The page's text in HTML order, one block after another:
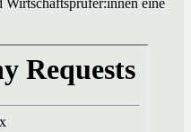
Wirtschaftsprüfer:innen eine